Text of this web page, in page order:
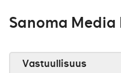
Sanoma Media
Vastuullisuus